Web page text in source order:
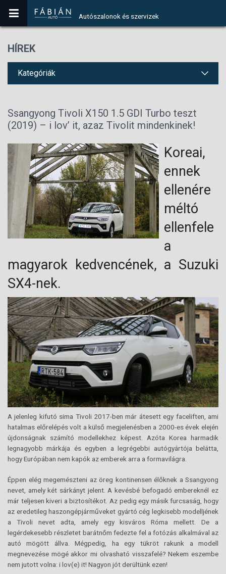
Autószalonok és szervizek
HÍREK
Kategóriák
Ssangyong Tivoli X150 1.5 GDI Turbo teszt
(2019) – i lov’ it, azaz Tivolit mindenkinek!
Koreai,
ennek
ellenére
méltó
ellenfele
a
magyarok kedvencének, a Suzuki
SX4-nek.
A jelenleg kifutó sima Tivoli 2017-ben már átesett egy faceliften, ami
hatalmas előrelépés volt a külső megjelenésben a 2000-es évek elején
újdonságnak számító modellekhez képest. Azóta Korea harmadik
legnagyobb márkája és egyben a legrégebbi autógyártója belátta,
hogy Európában nem kapók az emberek arra a formavilágra.
Éppen elég megemészteni az öreg kontinensen élőknek a Ssangyong
nevet, amely két sárkányt jelent. A kevésbé befogadó embereknél ez
már teljesen kiveri a biztosítékot. Az pedig egy másik furcsaság, hogy
az eredetileg haszongépjárműveket gyártó cég legkisebb modelljének
a Tivoli nevet adta, amely egy kisváros Róma mellett. De a
legérdekesebb részletet barátnőm fedezte fel a fotózás alkalmával az
autó mögött állva. Mégpedig, ha egy tükröt rakunk a modell
megnevezése mögé akkor mi olvasható visszafelé? Nekem eszembe
nem jutott volna: i lov(e) it! Nagyon jót derültünk ezen!